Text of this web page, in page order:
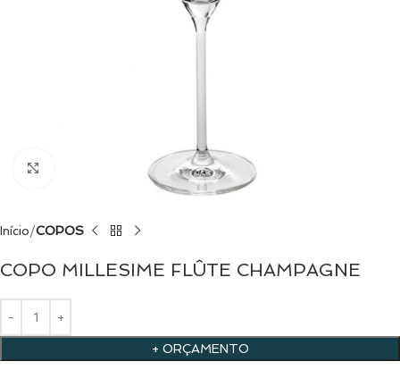
Clique para ampliar
Início COPOS
COPO MILLESIME FLÛTE CHAMPAGNE
+ ORÇAMENTO